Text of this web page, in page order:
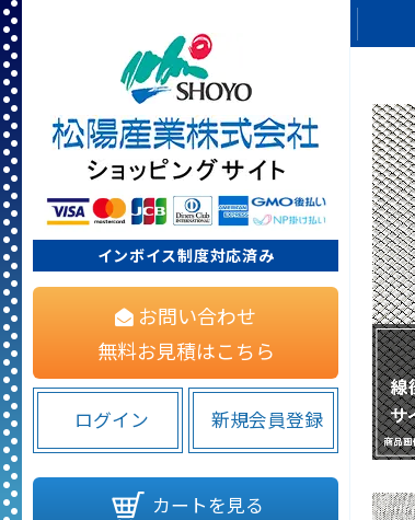
インボイス制度対応済み
お問い合わせ
無料お見積はこちら
ログイン 新規会員登録
カートを見る